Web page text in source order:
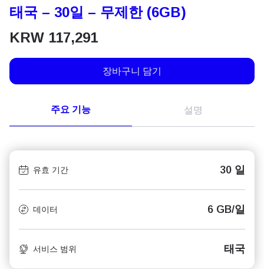
태국 – 30일 – 무제한 (6GB)
KRW 117,291
장바구니 담기
주요 기능 설명
유효 기간 30 일
데이터 6 GB/일
서비스 범위 태국